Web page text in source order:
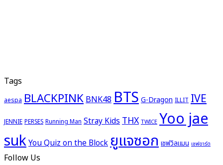
Tags
aespa BLACKPINKBNK48BTSG-Dragon ILLIT IVE
JENNIE PERSES Running Man Stray KidsTHX TWICE Yoo jae
sukYou Quiz on the Blockยูแจซอก เชฟวิลแมน เชฟอาร์ต
Follow Us